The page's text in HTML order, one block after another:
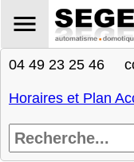
04 49 23 25 46
Horaires et Plan